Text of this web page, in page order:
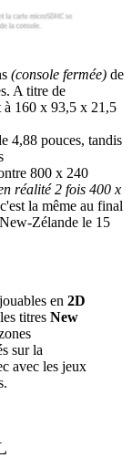
(console fermée) de
A titre de
à 160 x 93,5 x 21,5
4,88 pouces, tandis
800 x 240
réalité 2 fois 400 x
la même au final
Zélande le 15
en 2D
titres New
sur la
avec les jeux